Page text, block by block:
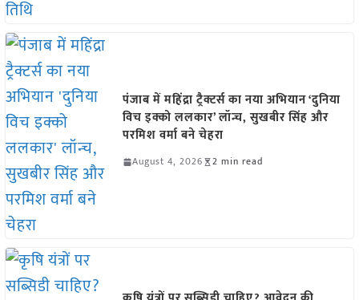
पंजाब में महिंद्रा ट्रैक्टर्स का नया अभियान ‘दुनिया
विच इक्को ललकार’ लॉन्च, सुखबीर सिंह और
परमिश वर्मा बने चेहरा
August 4, 2026 2 min read